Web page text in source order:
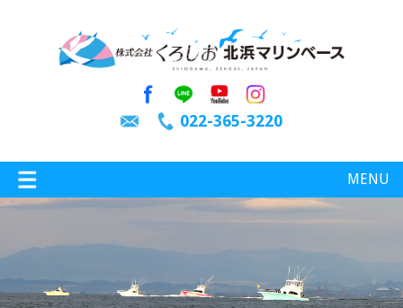
022-365-3220
MENU
特選情報 釣り情報